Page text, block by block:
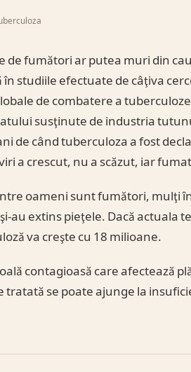
de fumători ar putea muri din
în studiile efectuate de câţiva
de combatere a
susţinute de industria
de când tuberculoza a fost
a crescut, nu a scăzut, iar
oameni sunt fumători, mulţi
au extins pieţele. Dacă
va creşte cu 18 milioane.
contagioasă care afectează
tratată se poate ajunge la